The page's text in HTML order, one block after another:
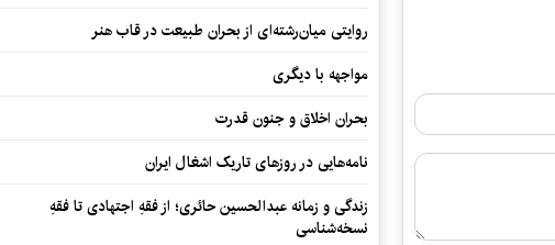
روایتی میان‌رشته‌ای از بحران طبیعت در قاب هنر
مواجهه با دیگری
بحران اخلاق و جنون قدرت
نامه‌هایی در روزهای تاریک اشغال ایران
زندگی و زمانه عبدالحسین حائری؛ از فقهِ اجتهادی تا فقهِ
نسخه‌شناسی